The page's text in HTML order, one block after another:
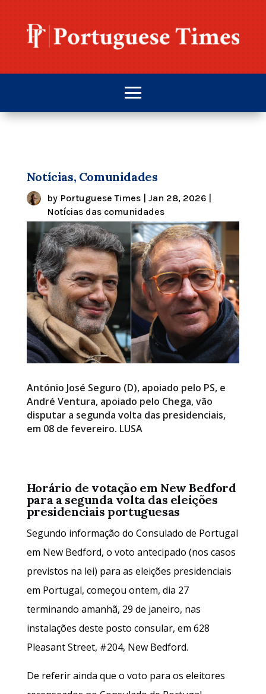
Notícias, Comunidades
by Portuguese Times| Jan 28, 2026|
Notícias das comunidades
António José Seguro (D), apoiado pelo PS, e
André Ventura, apoiado pelo Chega, vão
disputar a segunda volta das presidenciais,
em 08 de fevereiro. LUSA
Horário de votação em New Bedford
para a segunda volta das eleições
presidenciais portuguesas
Segundo informação do Consulado de Portugal
em New Bedford, o voto antecipado (nos casos
previstos na lei) para as eleições presidenciais
em Portugal, começou ontem, dia 27
terminando amanhã, 29 de janeiro, nas
instalações deste posto consular, em 628
Pleasant Street, #204, New Bedford.
De referir ainda que o voto para os eleitores